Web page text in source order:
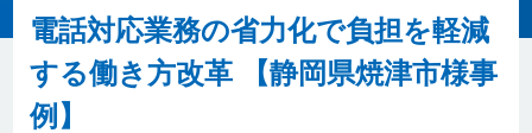
電話対応業務の省力化で負担を軽減
する働き方改革 【静岡県焼津市様事
例】